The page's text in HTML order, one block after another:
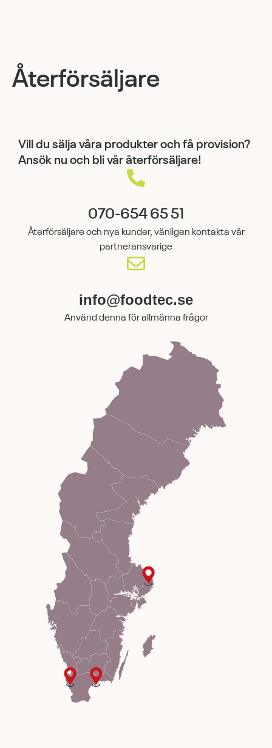
Återförsäljare
Vill du sälja våra produkter och få provision?
Ansök nu och bli vår återförsäljare!
070-654 65 51
Återförsäljare och nya kunder, vänligen kontakta vår
partneransvarige
info@foodtec.se
Använd denna för allmänna frågor